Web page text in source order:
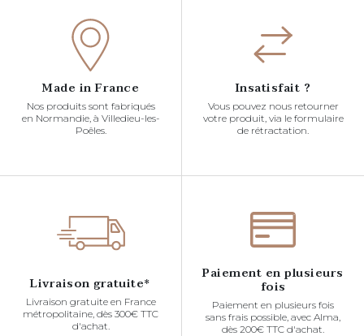
Made in France
Nos produits sont fabriqués
en Normandie, à Villedieu-les-
Poêles.
Insatisfait ?
Vous pouvez nous retourner
votre produit, via le formulaire
de rétractation.
Livraison gratuite*
Livraison gratuite en France
métropolitaine, dès 300€ TTC
d'achat.
Paiement en plusieurs
fois
Paiement en plusieurs fois
sans frais possible, avec Alma,
dès 200€ TTC d'achat.